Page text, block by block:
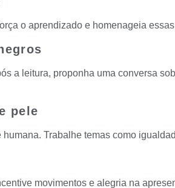
o aprendizado e homenageia
a leitura, proponha uma conversa
pele
Trabalhe temas como
movimentos e alegria na